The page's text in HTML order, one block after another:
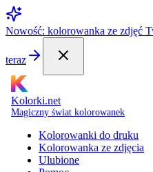
Nowość: kolorowanka ze zdjęć
teraz
Kolorki.net
Magiczny świat kolorowanek
Kolorowanki do druku
Kolorowanka ze zdjęcia
Ulubione